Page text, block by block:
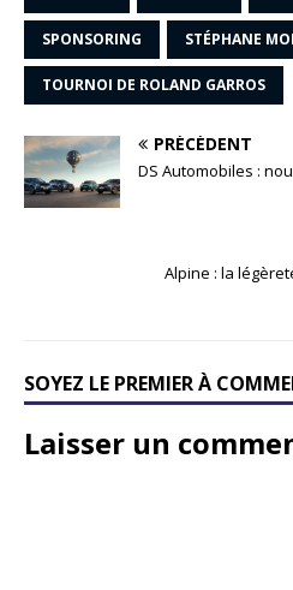
SPONSORING STÉPHANE
TOURNOI DE ROLAND GARROS
PRÉCÉDENT
DS Automobiles :
Alpine : la
SOYEZ LE PREMIER À
Laisser un